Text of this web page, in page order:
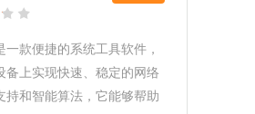
款便捷的系统工具软件，
备上实现快速、稳定的网络
持和智能算法，它能够帮助